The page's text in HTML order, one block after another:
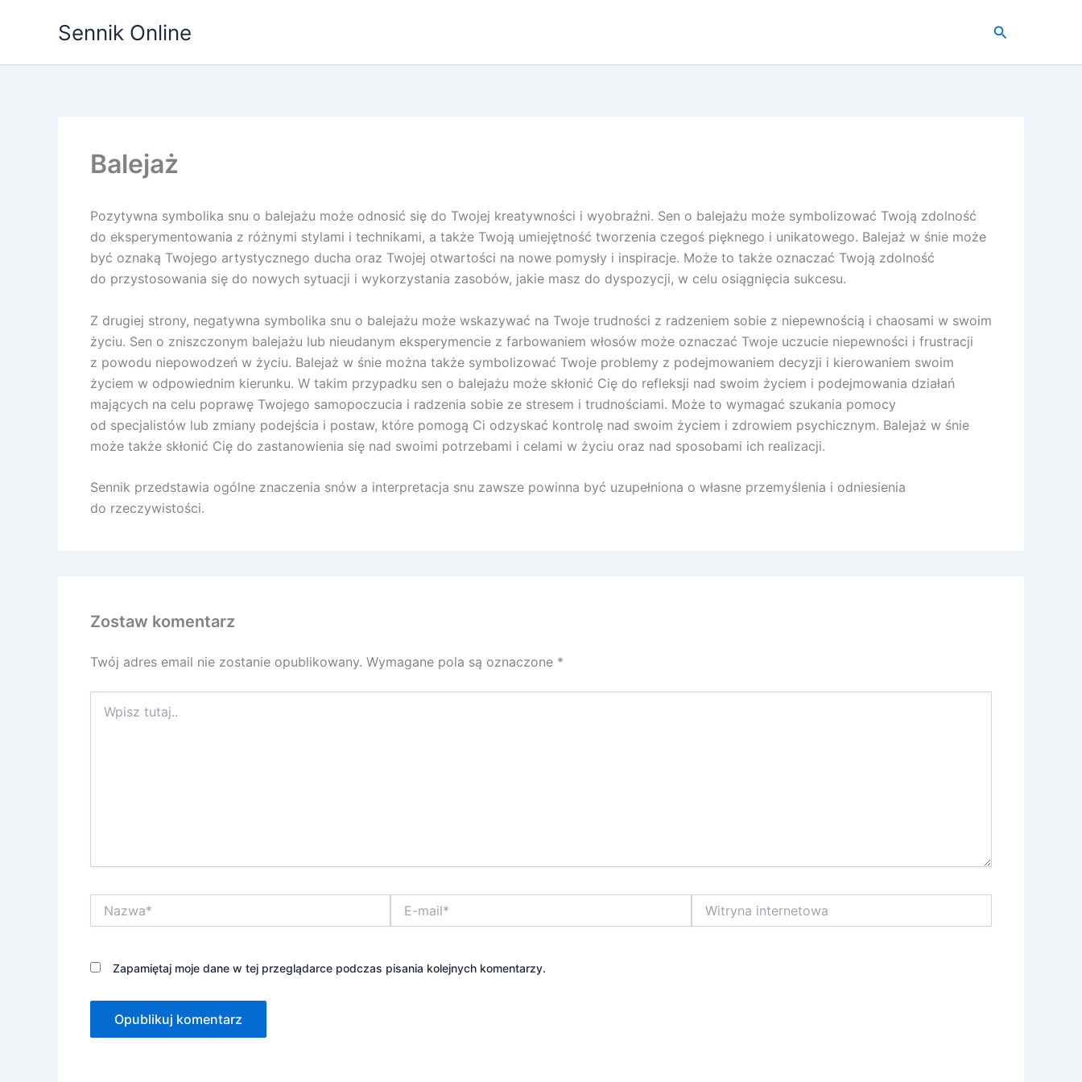
Sennik Online Szukaj
Balejaż
Pozytywna symbolika snu o balejażu może odnosić się do Twojej kreatywności i wyobraźni. Sen o balejażu może symbolizować Twoją zdolność
do eksperymentowania z różnymi stylami i technikami, a także Twoją umiejętność tworzenia czegoś pięknego i unikatowego. Balejaż w śnie może
być oznaką Twojego artystycznego ducha oraz Twojej otwartości na nowe pomysły i inspiracje. Może to także oznaczać Twoją zdolność
do przystosowania się do nowych sytuacji i wykorzystania zasobów, jakie masz do dyspozycji, w celu osiągnięcia sukcesu.
Z drugiej strony, negatywna symbolika snu o balejażu może wskazywać na Twoje trudności z radzeniem sobie z niepewnością i chaosami w swoim
życiu. Sen o zniszczonym balejażu lub nieudanym eksperymencie z farbowaniem włosów może oznaczać Twoje uczucie niepewności i frustracji
z powodu niepowodzeń w życiu. Balejaż w śnie można także symbolizować Twoje problemy z podejmowaniem decyzji i kierowaniem swoim
życiem w odpowiednim kierunku. W takim przypadku sen o balejażu może skłonić Cię do refleksji nad swoim życiem i podejmowania działań
mających na celu poprawę Twojego samopoczucia i radzenia sobie ze stresem i trudnościami. Może to wymagać szukania pomocy
od specjalistów lub zmiany podejścia i postaw, które pomogą Ci odzyskać kontrolę nad swoim życiem i zdrowiem psychicznym. Balejaż w śnie
może także skłonić Cię do zastanowienia się nad swoimi potrzebami i celami w życiu oraz nad sposobami ich realizacji.
Sennik przedstawia ogólne znaczenia snów a interpretacja snu zawsze powinna być uzupełniona o własne przemyślenia i odniesienia
do rzeczywistości.
Zostaw komentarz
Twój adres email nie zostanie opublikowany. Wymagane pola są oznaczone *
tutaj..
mail*
internetowa
Zapamiętaj moje dane w tej przeglądarce podczas pisania kolejnych komentarzy.